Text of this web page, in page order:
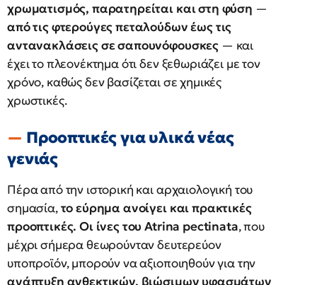
χρωματισμός, παρατηρείται και στη φύση —
από τις φτερούγες πεταλούδων έως τις
αντανακλάσεις σε σαπουνόφουσκες — και
έχει το πλεονέκτημα ότι δεν ξεθωριάζει με τον
χρόνο, καθώς δεν βασίζεται σε χημικές
χρωστικές.
Προοπτικές για υλικά νέας
γενιάς
Πέρα από την ιστορική και αρχαιολογική του
σημασία,το εύρημα ανοίγει και πρακτικές
προοπτικές. Οι ίνες του Atrina pectinata, που
μέχρι σήμερα θεωρούνταν δευτερεύον
υποπροϊόν, μπορούν να αξιοποιηθούν για την
ανάπτυξη ανθεκτικών, βιώσιμων υφασμάτων